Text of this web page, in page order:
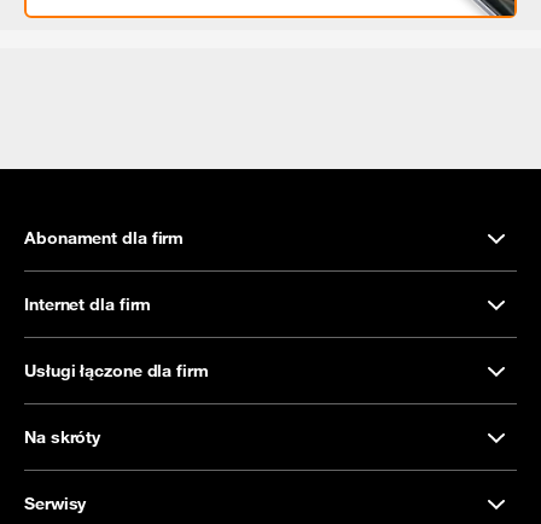
Abonament dla firm
Internet dla firm
Usługi łączone dla firm
Na skróty
Serwisy